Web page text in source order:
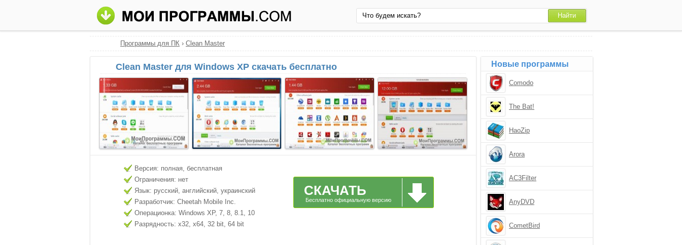
Программы для ПК › Clean Master
Clean Master для Windows XP скачать бесплатно
Версия: полная, бесплатная
Ограничения: нет
Язык: русский, английский, украинский
Разработчик: Cheetah Mobile Inc.
Операционка: Windows XP, 7, 8, 8.1, 10
Разрядность: x32, x64, 32 bit, 64 bit
СКАЧАТЬ
Бесплатно официальную версию
Новые программы
Comodo
The Bat!
HaoZip
Arora
AC3Filter
AnyDVD
CometBird